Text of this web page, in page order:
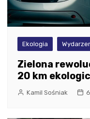
Ekologia
Zielona
20 km
Kamil Sośniak